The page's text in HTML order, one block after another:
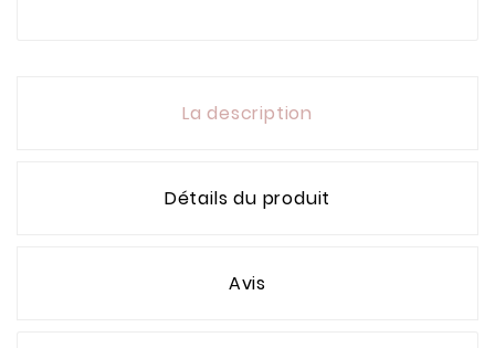
La description
Détails du produit
Avis